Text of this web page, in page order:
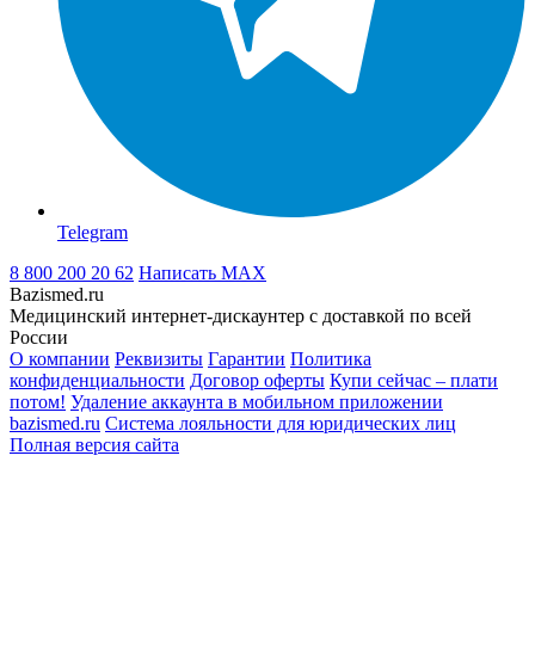
Telegram
8 800 200 20 62 Написать MAX
Bazismed.ru
Медицинский интернет-дискаунтер с доставкой по всей
России
О компании Реквизиты Гарантии Политика
конфиденциальности Договор оферты Купи сейчас – плати
потом! Удаление аккаунта в мобильном приложении
bazismed.ru Система лояльности для юридических лиц
Полная версия сайта